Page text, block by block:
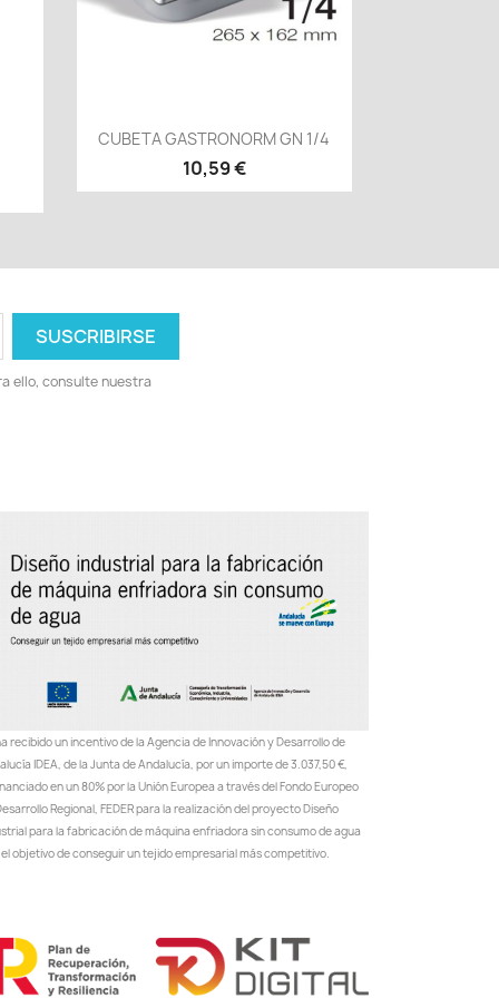
Vista rápida
CUBETA GASTRONORM GN 1/4
10,59 €
ello, consulte nuestra
recibido un incentivo de la Agencia de Innovación y Desarrollo de
IDEA, de la Junta de Andalucía, por un importe de 3.037,50 €,
en un 80% por la Unión Europea a través del Fondo Europeo
Regional, FEDER para la realización del proyecto Diseño
para la fabricación de máquina enfriadora sin consumo de agua
objetivo de conseguir un tejido empresarial más competitivo.